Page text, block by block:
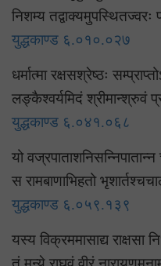
निशम्य
युद्धकाण्ड ६.०१०.०२७
धर्मात्मा रक्षसश्रेष्ठः
लङ्कैश्वर्यमिदं श्रीमान्श्रुवं
युद्धकाण्ड ६.०४१.०६८
यो
स रामबाणाभिहतो
युद्धकाण्ड ६.०५९.१३९
यस्य विक्रममासाद्य राक्षसा